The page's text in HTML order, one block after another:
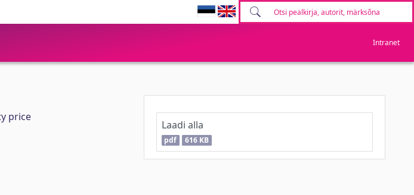
Intranet
price
Laadi alla
pdf 616 KB